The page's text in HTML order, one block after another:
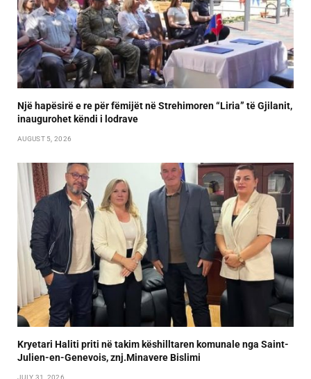
Një hapësirë e re për fëmijët në Strehimoren “Liria” të Gjilanit,
inaugurohet këndi i lodrave
AUGUST 5, 2026
Kryetari Haliti priti në takim këshilltaren komunale nga Saint-
Julien-en-Genevois, znj.Minavere Bislimi